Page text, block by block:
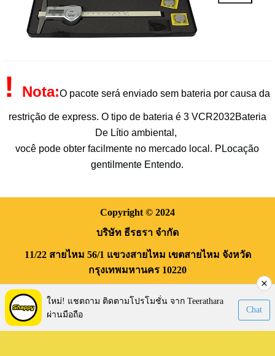
! Nota:O pacote será enviado sem bateria por causa da
restrição de express. O tipo de bateria é 3 VCR2032Bateria
De Lítio ambiental,
você pode obter facilmente no mercado local. P Locação
gentilmente Entendo.
Copyright © 2024
บริษัท ธีรธรา จำกัด
11/22 สายไหม 56/1 แขวงสายไหม เขตสายไหม จังหวัด
กรุงเทพมหานคร 10220
Visitors: 170,141
ใหม่! แชตถาม ติดตามโปรโมชั่น จาก Teerathara
ผ่านมือถือ
Chat